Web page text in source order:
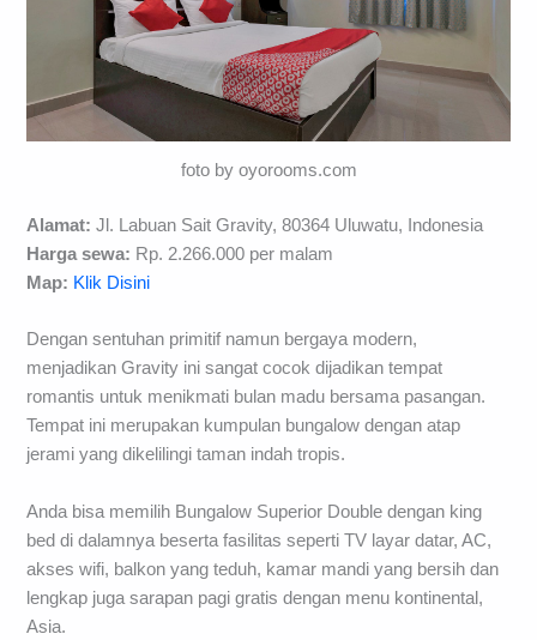
foto by oyorooms.com
Alamat: Jl. Labuan Sait Gravity, 80364 Uluwatu, Indonesia
Harga sewa: Rp. 2.266.000 per malam
Map: Klik Disini
Dengan sentuhan primitif namun bergaya modern,
menjadikan Gravity ini sangat cocok dijadikan tempat
romantis untuk menikmati bulan madu bersama pasangan.
Tempat ini merupakan kumpulan bungalow dengan atap
jerami yang dikelilingi taman indah tropis.
Anda bisa memilih Bungalow Superior Double dengan king
bed di dalamnya beserta fasilitas seperti TV layar datar, AC,
akses wifi, balkon yang teduh, kamar mandi yang bersih dan
lengkap juga sarapan pagi gratis dengan menu kontinental,
Asia.